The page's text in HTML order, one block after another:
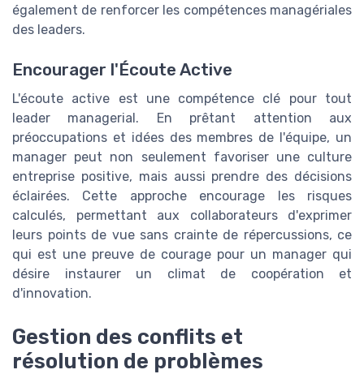
également de renforcer les compétences managériales
des leaders.
Encourager l'Écoute Active
L'écoute active est une compétence clé pour tout
leader managerial. En prêtant attention aux
préoccupations et idées des membres de l'équipe, un
manager peut non seulement favoriser une culture
entreprise positive, mais aussi prendre des décisions
éclairées. Cette approche encourage les risques
calculés, permettant aux collaborateurs d'exprimer
leurs points de vue sans crainte de répercussions, ce
qui est une preuve de courage pour un manager qui
désire instaurer un climat de coopération et
d'innovation.
Gestion des conflits et
résolution de problèmes